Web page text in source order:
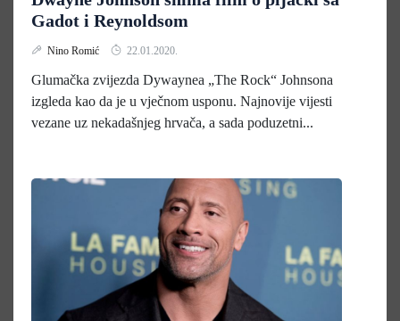
Gadot i Reynoldsom
Nino Romić 22.01.2020.
Glumačka zvijezda Dywaynea „The Rock“ Johnsona
izgleda kao da je u vječnom usponu. Najnovije vijesti
vezane uz nekadašnjeg hrvača, a sada poduzetni...